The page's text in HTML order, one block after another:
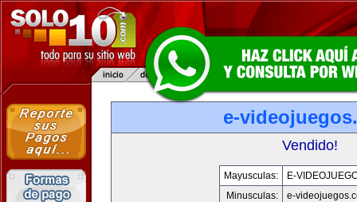
e-
Vendido!
Mayusculas:
E-
Minusculas:
e-